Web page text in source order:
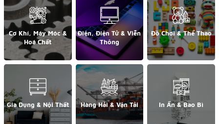
Cơ Khí, Máy Móc &
Hoá Chất
Điện, Điện Tử & Viễn
Thông
Đồ Chơi & Thể Thao
Gia Dụng & Nội Thất Hàng Hải & Vận Tải In Ấn & Bao Bì